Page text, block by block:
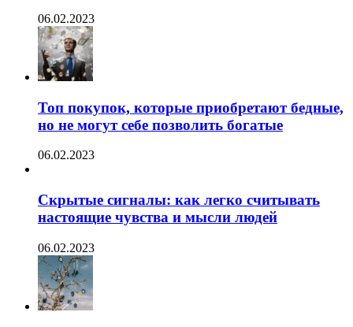
06.02.2023
Топ покупок, которые приобретают бедные,
но не могут себе позволить богатые
06.02.2023
Скрытые сигналы: как легко считывать
настоящие чувства и мысли людей
06.02.2023